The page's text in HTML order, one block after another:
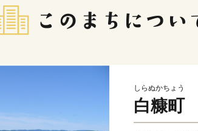
しらぬかちょう
白糠町